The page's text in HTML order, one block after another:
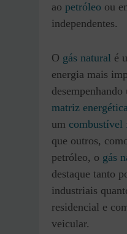
ao petróleo ou
independentes.
O gás natural é
energia mais
matriz
um combustível
que outros,
petróleo, o gás
destaque tanto
industriais
residencial e
veicular.